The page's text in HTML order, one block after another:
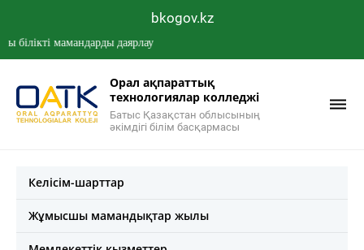
bkogov.kz
мамандарды даярлау
Орал ақпараттық
технологиялар колледжі
Батыс Қазақстан облысының
әкімдігі білім басқармасы
Келісім-шарттар
Жұмысшы мамандықтар жылы